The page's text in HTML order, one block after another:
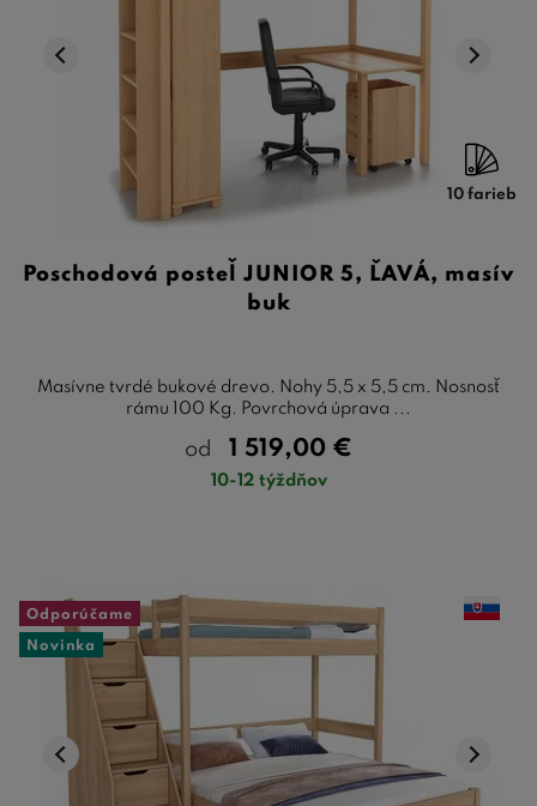
10 farieb
Poschodová posteľ JUNIOR 5, ĽAVÁ, masív
buk
Masívne tvrdé bukové drevo. Nohy 5,5 x 5,5 cm. Nosnosť
rámu 100 Kg. Povrchová úprava ...
od 1 519,00 €
10-12 týždňov
Odporúčame
Novinka